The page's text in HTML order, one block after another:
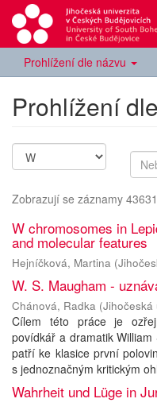
Prohlížení dle názvu
Prohlížení
Zobrazují se záznamy
W chromosomes in
and molecular features
Hejníčková, Martina (
W. S. Maugham -
Chánová, Radka (Jihočeská
Cílem této práce je
povídkář a dramatik
patří ke klasice první
s jednoznačným kritickým
Wahrheit und Lüge in